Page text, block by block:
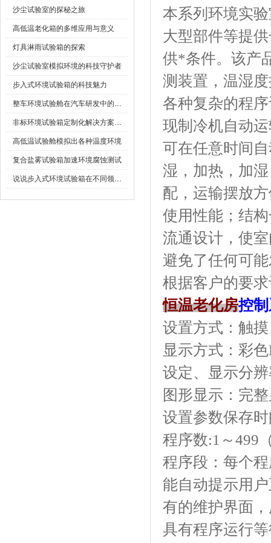
沙尘试验室的探秘之旅
高低温老化箱的多维应用与意义
灯具淋雨试验箱的探索
沙尘试验室模拟环境的科技守护者
步入式环境试验箱的科技魅力
整车环境试验舱在汽车研发中的作用
非标环境试验箱定制化解决方案在可靠性测试中的重要性
高低温试验舱模拟出各种温度环境
复合盐雾试验箱加速环境腐蚀测试
说说步入式环境试验箱在不同领域的应用
本系列环境实验
大型部件等提供
供*条件。该
测装置，温湿
各种复杂的程序设
现制冷机自动运
可在任意时间自动
湿，加热
配，运输摆
使用性能；
流通设计，使
避免了任何可能
根据客户的要求订
恒温老化房控
设置方式：触摸
显示方式：彩
设定、显示分
图形显示：完
设置参数保存时
程序数:1～499（
程序段：每个
能自动提示用户正
有的维护界面
具有程序运行等待